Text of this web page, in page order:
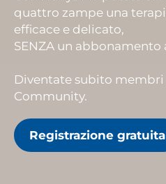
quattro zampe una
efficace e delicato,
SENZA un abbonamento
Diventate subito membri
Community.
Registrazione gratuita